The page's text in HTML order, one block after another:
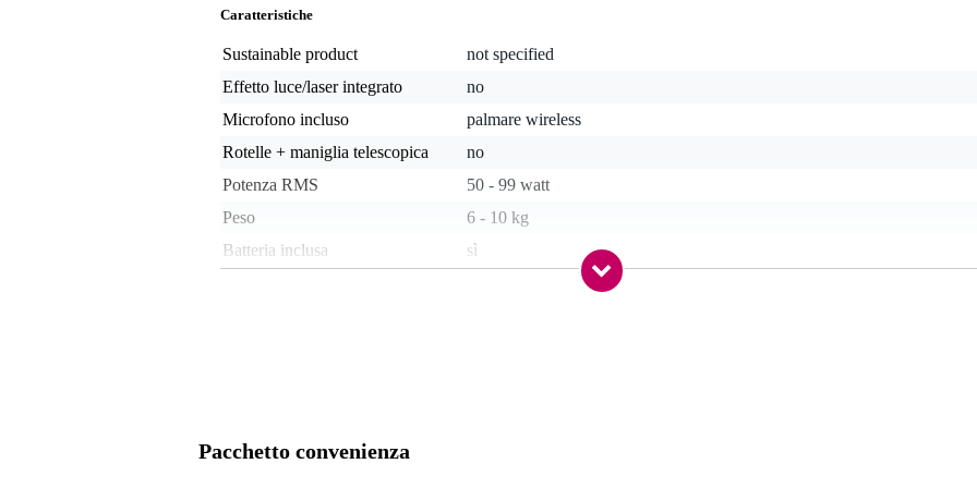
Caratteristiche
Sustainable product
not specified
Effetto luce/laser integrato
no
Microfono incluso
palmare wireless
Rotelle + maniglia telescopica
no
Potenza RMS
50 - 99 watt
Peso
6 - 10 kg
Batteria inclusa
sì
Bluetooth, ingresso di linea
Analogue audio input type
Pacchetto convenienza